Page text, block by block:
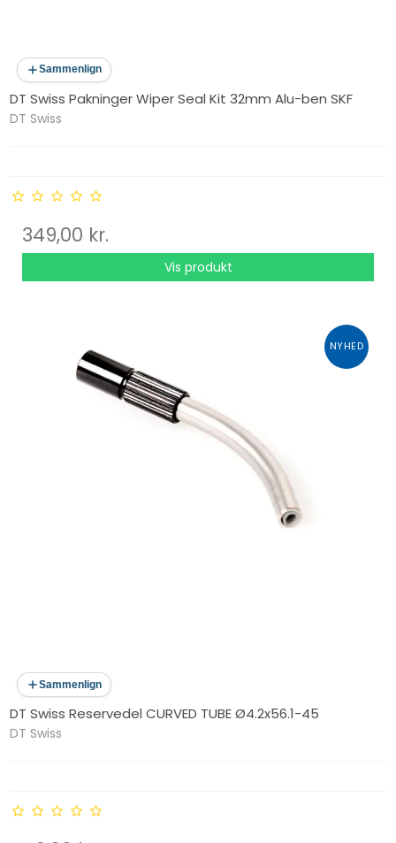
Sammenlign
DT Swiss Pakninger Wiper Seal Kit 32mm Alu-ben SKF
DT Swiss
349,00 kr.
Vis produkt
NYHED
Sammenlign
DT Swiss Reservedel CURVED TUBE Ø4.2x56.1-45
DT Swiss